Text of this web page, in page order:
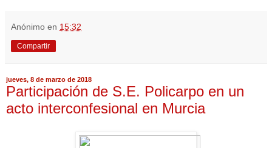
Anónimo en 15:32
Compartir
jueves, 8 de marzo de 2018
Participación de S.E. Policarpo en un
acto interconfesional en Murcia